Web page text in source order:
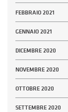
FEBBRAIO 2021
GENNAIO 2021
DICEMBRE 2020
NOVEMBRE 2020
OTTOBRE 2020
SETTEMBRE 2020